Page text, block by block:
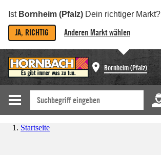
Ist Bornheim (Pfalz) Dein richtiger Markt?
JA, RICHTIG Anderen Markt wählen
Bornheim (Pfalz)
Startseite